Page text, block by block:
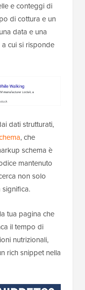
e conteggi di
di cottura e un
data e una
cui si risponde
dati strutturati,
, che
schema è
mantenuto
non solo
tua pagina che
il tempo di
nutrizionali,
rich snippet nella